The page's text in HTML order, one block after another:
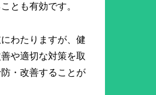
とも有効です。
わたりますが、健
や適切な対策を取
・改善することが